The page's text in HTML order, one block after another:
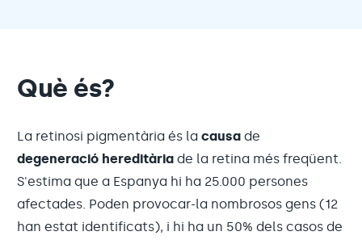
Què és?
La retinosi pigmentària és la causa de
degeneració hereditària de la retina més freqüent.
S'estima que a Espanya hi ha 25.000 persones
afectades. Poden provocar-la nombrosos gens (12
han estat identificats), i hi ha un 50% dels casos de